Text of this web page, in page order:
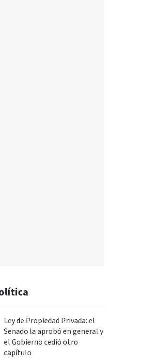
Ley de Propiedad Privada: el
Senado la aprobó en general y
el Gobierno cedió otro
capítulo